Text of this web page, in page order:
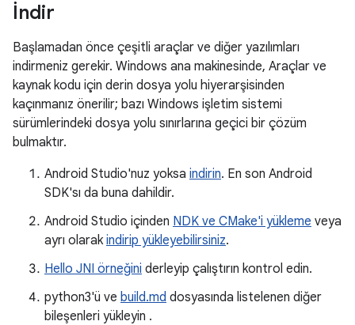
İndir
Başlamadan önce çeşitli araçlar ve diğer yazılımları
indirmeniz gerekir. Windows ana makinesinde, Araçlar ve
kaynak kodu için derin dosya yolu hiyerarşisinden
kaçınmanız önerilir; bazı Windows işletim sistemi
sürümlerindeki dosya yolu sınırlarına geçici bir çözüm
bulmaktır.
Android Studio'nuz yoksa indirin. En son Android
SDK'sı da buna dahildir.
Android Studio içinden NDK ve CMake'i yükleme veya
ayrı olarak indirip yükleyebilirsiniz.
Hello JNI örneğini derleyip çalıştırın kontrol edin.
python3'ü ve build.md dosyasında listelenen diğer
bileşenleri yükleyin .